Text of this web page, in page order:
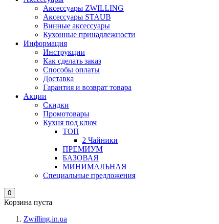
Аксессуары ZWILLING
Аксессуары STAUB
Винные аксессуары
Кухонные принадлежности
Информация
Инструкции
Как сделать заказ
Способы оплаты
Доставка
Гарантия и возврат товара
Акции
Скидки
Промотовары
Кухня под ключ
ТОП
2 Чайники
ПРЕМИУМ
БАЗОВАЯ
МИНИМАЛЬНАЯ
Специальные предложения
0
Корзина пуста
Zwilling.in.ua